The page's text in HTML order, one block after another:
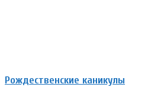
Рождественские каникулы